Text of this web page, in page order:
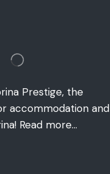
Prestige, the
accommodation and
Read more…